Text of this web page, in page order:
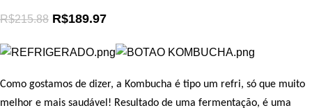
R$215.88 R$189.97
Como gostamos de dizer, a Kombucha é tipo um refri, só que muito
melhor e mais saudável! Resultado de uma fermentação, é uma